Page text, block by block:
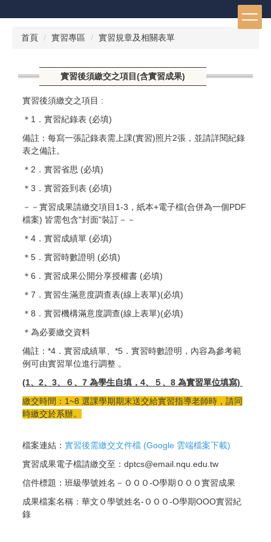
到
首頁 實習專區 實習規章及相關表單
實習後須繳交之項目(含實習成果)
實習後須繳交之項目 :
＊1．實習紀錄表 (必填)
備註：每寫一張記錄表需上課(實習)照片2張，並請詳閱紀錄
表之備註。
＊2．實習省思 (必填)
＊3．實習簽到表 (必填)
－－實習成果請繳交項目1-3，紙本+電子檔(合併為一個PDF
檔案) 皆需包含"封面"裝訂－－
＊4．實習成績單 (必填)
＊5．實習時數證明 (必填)
＊6．實習成果公開分享授權書 (必填)
＊7．實習生滿意度調查表(線上表單)(必填)
＊8．實習機構滿意度調查(線上表單)(必填)
＊為必要繳交資料
備註：*4．實習成績單、*5．實習時數證明，內容為參考範
例可由實習單位進行調整 。
(1、2、3、６、7 為學生自填，4、５、8 為實習單位填寫)
繳交時間：1~8 選課學期期末送交給實習指導老師時，請同
時繳交於系辦。
檔案連結： 實習後需繳交文件檔 (Google 雲端檔案下載)
實習成果電子檔請繳交至：dptcs@email.nqu.edu.tw
信件標題：班級學號姓名－ＯＯＯ-O學期ＯＯＯ實習成果
成果檔案名稱：華文Ｏ學號姓名-ＯＯＯ-O學期OOO實習紀
錄